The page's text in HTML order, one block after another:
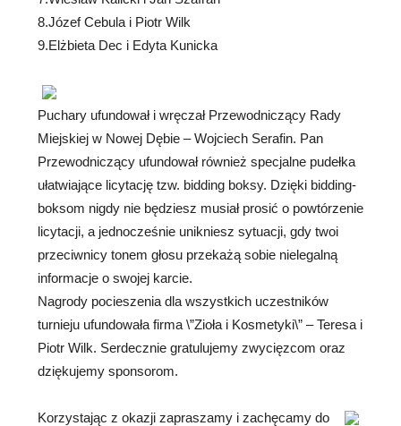
8.Józef Cebula i Piotr Wilk
9.Elżbieta Dec i Edyta Kunicka
Puchary ufundował i wręczał Przewodniczący Rady
Miejskiej w Nowej Dębie – Wojciech Serafin. Pan
Przewodniczący ufundował również specjalne pudełka
ułatwiające licytację tzw. bidding boksy. Dzięki bidding-
boksom nigdy nie będziesz musiał prosić o powtórzenie
licytacji, a jednocześnie unikniesz sytuacji, gdy twoi
przeciwnicy tonem głosu przekażą sobie nielegalną
informacje o swojej karcie.
Nagrody pocieszenia dla wszystkich uczestników
turnieju ufundowała firma \”Zioła i Kosmetyki\” – Teresa i
Piotr Wilk. Serdecznie gratulujemy zwycięzcom oraz
dziękujemy sponsorom.
Korzystając z okazji zapraszamy i zachęcamy do